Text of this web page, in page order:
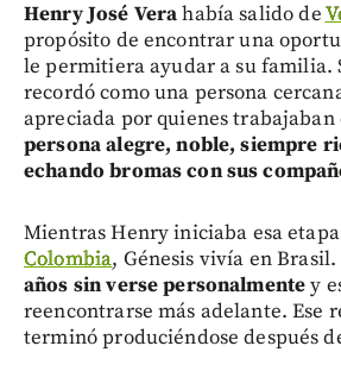
Henry José Verahabía salido de
propósito de encontrar una
le permitiera ayudar a su familia.
recordó como una persona
apreciada por quienes trabajaban
persona alegre, noble, siempre
echando bromas con sus
Mientras Henry iniciaba esa
Colombia, Génesis vivía en Brasil.
años sin verse personalmentey
reencontrarse más adelante. Ese
terminó produciéndose después